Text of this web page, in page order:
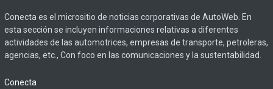
Conecta es el micrositio de noticias corporativas de AutoWeb. En
esta sección se incluyen informaciones relativas a diferentes
actividades de las automotrices, empresas de transporte, petroleras,
agencias, etc., Con foco en las comunicaciones y la sustentabilidad.
Conecta